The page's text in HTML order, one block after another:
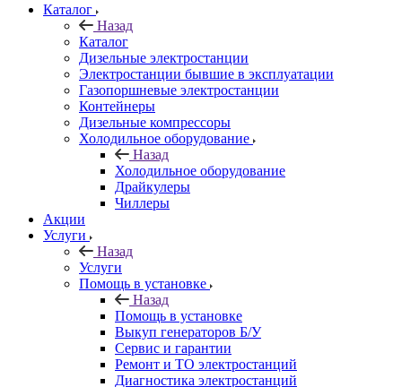
Каталог
Назад
Каталог
Дизельные электростанции
Электростанции бывшие в эксплуатации
Газопоршневые электростанции
Контейнеры
Дизельные компрессоры
Холодильное оборудование
Назад
Холодильное оборудование
Драйкулеры
Чиллеры
Акции
Услуги
Назад
Услуги
Помощь в установке
Назад
Помощь в установке
Выкуп генераторов Б/У
Сервис и гарантии
Ремонт и ТО электростанций
Диагностика электростанций